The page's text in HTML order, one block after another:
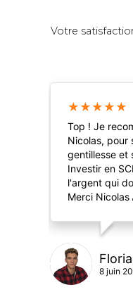
Votre
★ ★ ★ ★ ★
Top ! Je
Nicolas, pour
gentillesse et
Investir en
l'argent qui
Merci Nicolas
8 juin